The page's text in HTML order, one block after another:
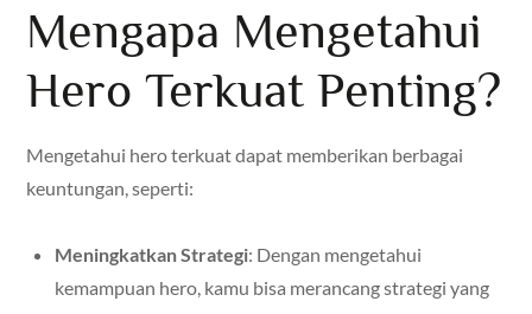
Mengapa Mengetahui
Hero Terkuat Penting?
Mengetahui hero terkuat dapat memberikan berbagai
keuntungan, seperti:
Meningkatkan Strategi: Dengan mengetahui
kemampuan hero, kamu bisa merancang strategi yang